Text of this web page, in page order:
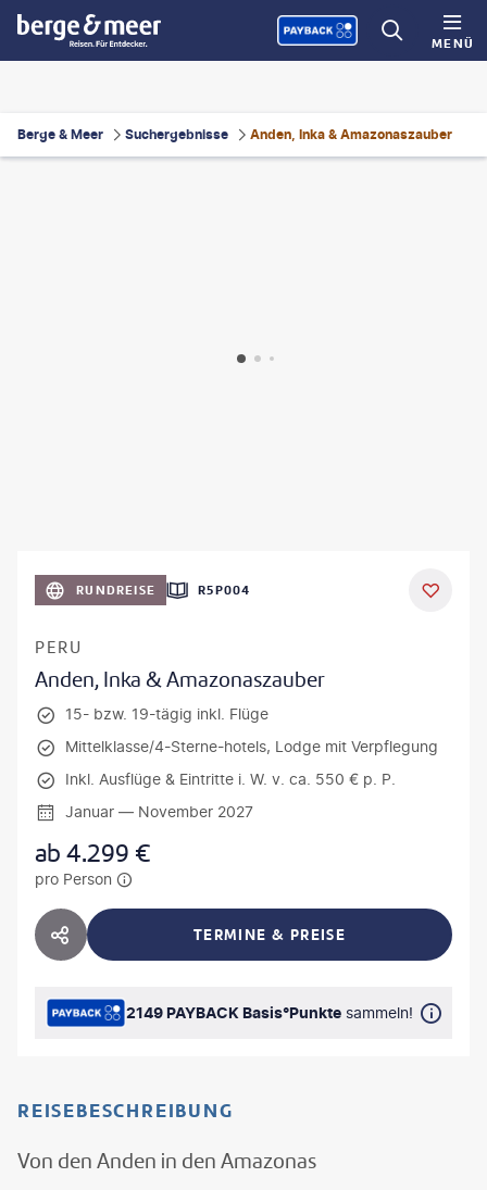
MENÜ
Berge & Meer Suchergebnisse Anden, Inka & Amazonaszauber
RUNDREISE R5P004
PERU
Anden, Inka & Amazonaszauber
15- bzw. 19-tägig inkl. Flüge
Mittelklasse/4-Sterne-hotels, Lodge mit Verpflegung
Inkl. Ausflüge & Eintritte i. W. v. ca. 550 € p. P.
Januar — November 2027
ab4.299 €
pro Person
HOTEL TEILEN TERMINE & PREISE
2149 PAYBACK Basis°Punkte sammeln!
REISEBESCHREIBUNG
Von den Anden in den Amazonas